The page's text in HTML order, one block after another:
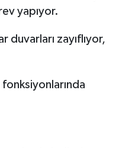
yapıyor.
duvarları zayıflıyor,